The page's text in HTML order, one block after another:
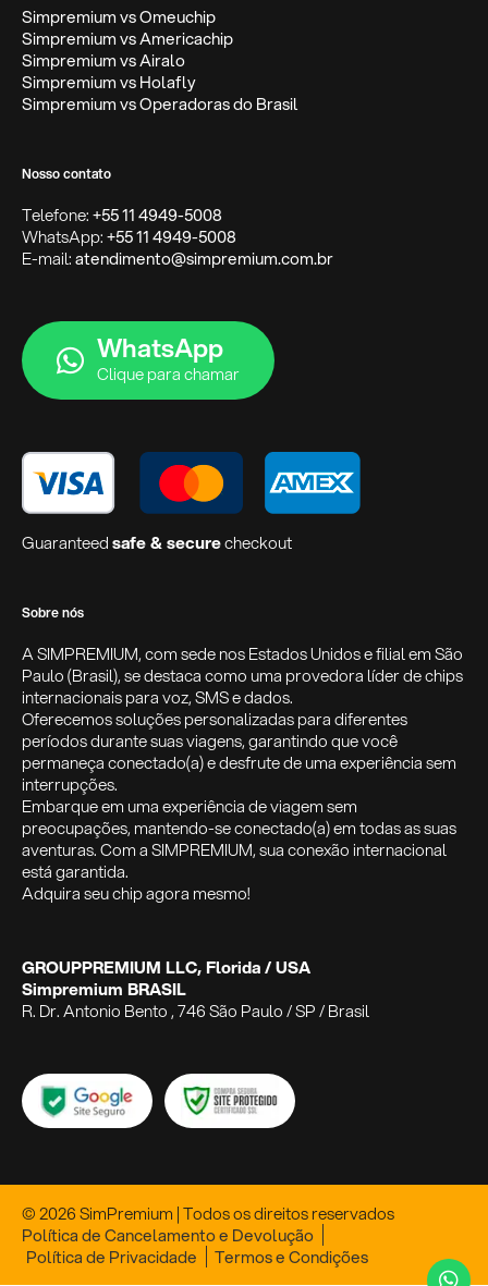
Simpremium vs Omeuchip
Simpremium vs Americachip
Simpremium vs Airalo
Simpremium vs Holafly
Simpremium vs Operadoras do Brasil
Nosso contato
Telefone:+55 11 4949-5008
WhatsApp:+55 11 4949-5008
E-mail:atendimento@simpremium.com.br
WhatsApp
Clique para chamar
Guaranteedsafe & securecheckout
Sobre nós
A SIMPREMIUM, com sede nos Estados Unidos e filial em São
Paulo (Brasil), se destaca como uma provedora líder de chips
internacionais para voz, SMS e dados.
Oferecemos soluções personalizadas para diferentes
períodos durante suas viagens, garantindo que você
permaneça conectado(a) e desfrute de uma experiência sem
interrupções.
Embarque em uma experiência de viagem sem
preocupações, mantendo-se conectado(a) em todas as suas
aventuras. Com a SIMPREMIUM, sua conexão internacional
está garantida.
Adquira seu chip agora mesmo!
GROUPPREMIUM LLC, Florida / USA
Simpremium BRASIL
R. Dr. Antonio Bento , 746 São Paulo / SP / Brasil
© 2026 SimPremium | Todos os direitos reservados
Política de Cancelamento e Devolução
Política de Privacidade
Termos e Condições